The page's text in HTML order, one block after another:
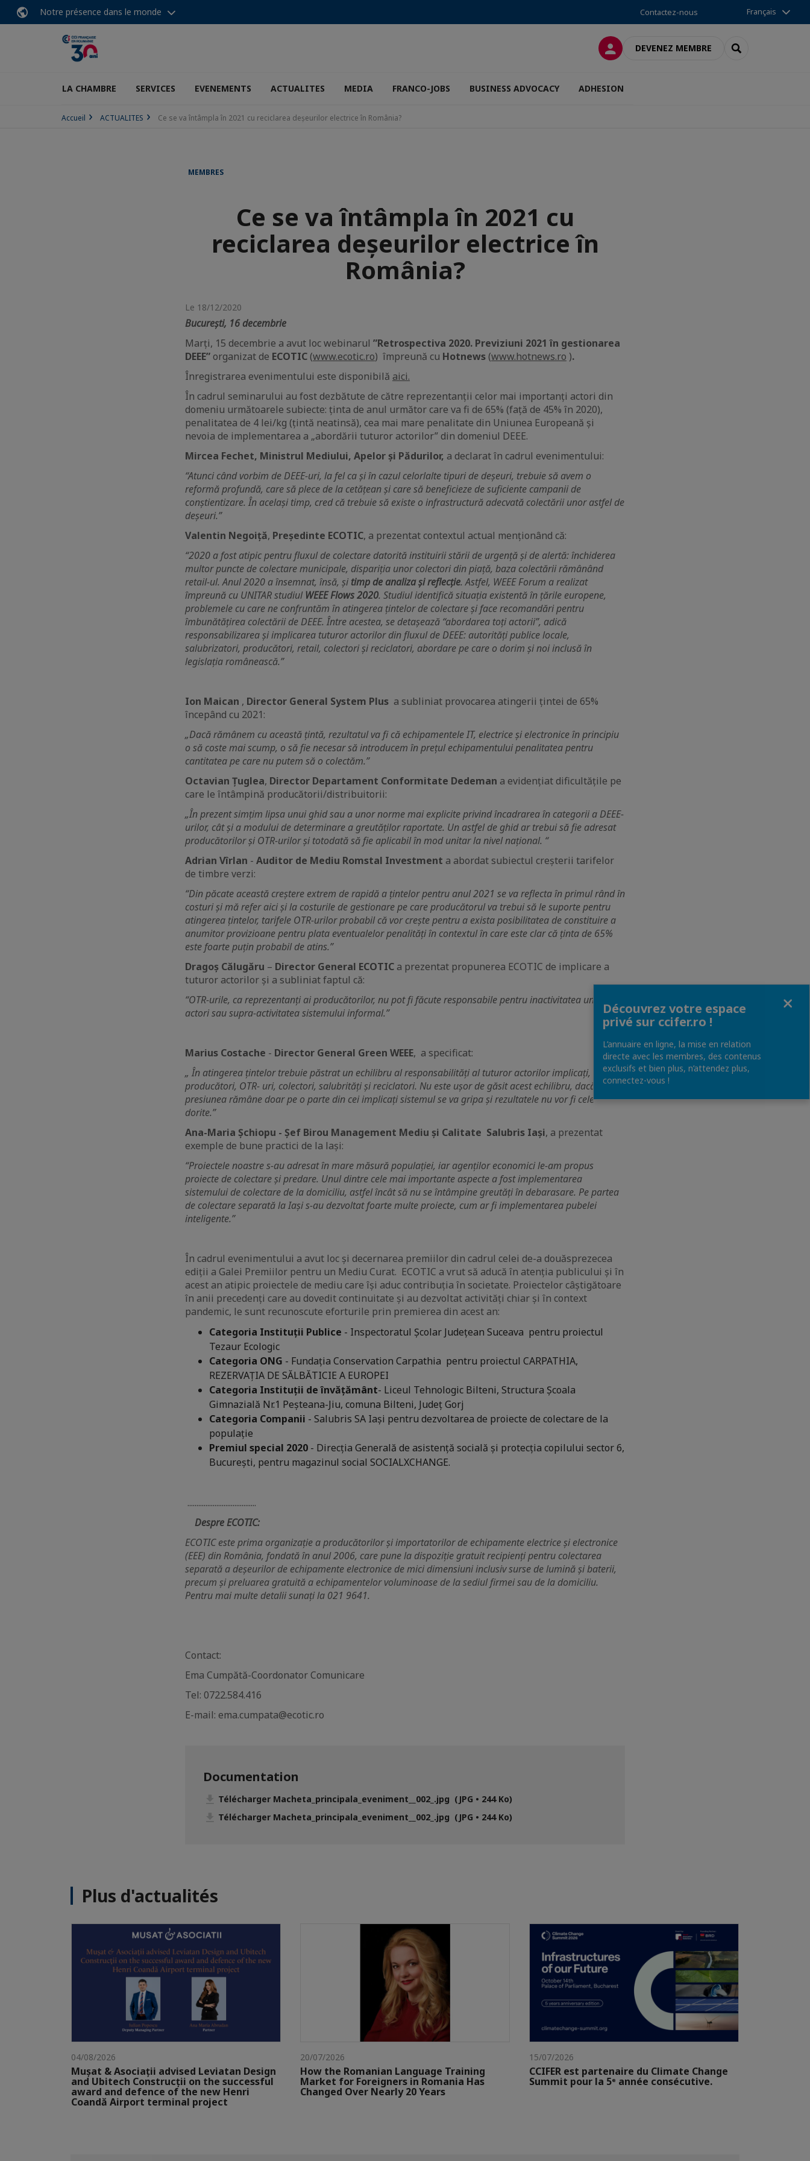
Notre présence dans le monde Contactez-nous Français
CONNEXIONDEVENEZ MEMBRE RECHERCHER
LA CHAMBRE SERVICES EVENEMENTS ACTUALITES MEDIA FRANCO-JOBS BUSINESS ADVOCACY ADHESION
Accueil ACTUALITES Ce se va întâmpla în 2021 cu reciclarea deșeurilor electrice în România?
MEMBRES
Ce se va întâmpla în 2021 cu
reciclarea deșeurilor electrice în
România?
Le 18/12/2020
București, 16 decembrie
Marți, 15 decembrie a avut loc webinarul ”Retrospectiva 2020. Previziuni 2021 în gestionarea
DEEE”organizat de ECOTIC (www.ecotic.ro) împreună cu Hotnews (www.hotnews.ro ).
Înregistrarea evenimentului este disponibilă aici.
În cadrul seminarului au fost dezbătute de către reprezentanții celor mai importanți actori din
domeniu următoarele subiecte: ținta de anul următor care va fi de 65% (față de 45% în 2020),
penalitatea de 4 lei/kg (țintă neatinsă), cea mai mare penalitate din Uniunea Europeană și
nevoia de implementarea a „abordării tuturor actorilor” din domeniul DEEE.
Mircea Fechet, Ministrul Mediului, Apelor și Pădurilor, a declarat în cadrul evenimentului:
“Atunci când vorbim de DEEE-uri, la fel ca și în cazul celorlalte tipuri de deșeuri, trebuie să avem o
reformă profundă, care să plece de la cetățean și care să beneficieze de suficiente campanii de
conștientizare. În același timp, cred că trebuie să existe o infrastructură adecvată colectării unor astfel de
deșeuri.”
Valentin Negoiță, Președinte ECOTIC, a prezentat contextul actual menționând că:
“2020 a fost atipic pentru fluxul de colectare datorită instituirii stării de urgență și de alertă: închiderea
multor puncte de colectare municipale, dispariția unor colectori din piață, baza colectării rămânând
retail-ul. Anul 2020 a însemnat, însă, și timp de analiza și reflecție. Astfel, WEEE Forum a realizat
împreună cu UNITAR studiul WEEE Flows 2020. Studiul identifică situația existentă în țările europene,
problemele cu care ne confruntăm în atingerea țintelor de colectare și face recomandări pentru
îmbunătățirea colectării de DEEE. Între acestea, se detașează “abordarea toți actorii”, adică
responsabilizarea și implicarea tuturor actorilor din fluxul de DEEE: autorități publice locale,
salubrizatori, producători, retail, colectori și reciclatori, abordare pe care o dorim și noi inclusă în
legislația românească.”
Ion Maican , Director General System Plus a subliniat provocarea atingerii țintei de 65%
începând cu 2021:
„Dacă rămânem cu această țintă, rezultatul va fi că echipamentele IT, electrice și electronice în principiu
o să coste mai scump, o să fie necesar să introducem în prețul echipamentului penalitatea pentru
cantitatea pe care nu putem să o colectăm.”
Octavian Țuglea, Director Departament Conformitate Dedeman a evidențiat dificultățile pe
care le întâmpină producătorii/distribuitorii:
„În prezent simțim lipsa unui ghid sau a unor norme mai explicite privind încadrarea în categorii a DEEE-
urilor, cât și a modului de determinare a greutăților raportate. Un astfel de ghid ar trebui să fie adresat
producătorilor și OTR-urilor și totodată să fie aplicabil în mod unitar la nivel național. “
Adrian Vîrlan - Auditor de Mediu Romstal Investment a abordat subiectul creșterii tarifelor
de timbre verzi:
“Din păcate această creștere extrem de rapidă a țintelor pentru anul 2021 se va reflecta în primul rând în
costuri și mă refer aici și la costurile de gestionare pe care producătorul va trebui să le suporte pentru
atingerea țintelor, tarifele OTR-urilor probabil că vor crește pentru a exista posibilitatea de constituire a
anumitor provizioane pentru plata eventualelor penalități în contextul în care este clar că ținta de 65%
este foarte puțin probabil de atins.”
Dragoș Călugăru – Director General ECOTIC a prezentat propunerea ECOTIC de implicare a
tuturor actorilor și a subliniat faptul că:
“OTR-urile, ca reprezentanți ai producătorilor, nu pot fi făcute responsabile pentru inactivitatea unor
actori sau supra-activitatea sistemului informal.”
Marius Costache - Director General Green WEEE, a specificat:
„ În atingerea țintelor trebuie păstrat un echilibru al responsabilități al tuturor actorilor implicați, de la
producători, OTR- uri, colectori, salubrități și reciclatori. Nu este ușor de găsit acest echilibru, dacă
presiunea rămâne doar pe o parte din cei implicați sistemul se va gripa și rezultatele nu vor fi cele
dorite.”
Ana-Maria Șchiopu - Șef Birou Management Mediu și Calitate Salubris Iași, a prezentat
exemple de bune practici de la lași:
“Proiectele noastre s-au adresat în mare măsură populației, iar agenților economici le-am propus
proiecte de colectare și predare. Unul dintre cele mai importante aspecte a fost implementarea
sistemului de colectare de la domiciliu, astfel încât să nu se întâmpine greutăți în debarasare. Pe partea
de colectare separată la Iași s-au dezvoltat foarte multe proiecte, cum ar fi implementarea pubelei
inteligente.”
În cadrul evenimentului a avut loc și decernarea premiilor din cadrul celei de-a douăsprezecea
ediții a Galei Premiilor pentru un Mediu Curat. ECOTIC a vrut să aducă în atenția publicului și în
acest an atipic proiectele de mediu care își aduc contribuția în societate. Proiectelor câștigătoare
în anii precedenți care au dovedit continuitate și au dezvoltat activități chiar și în context
pandemic, le sunt recunoscute eforturile prin premierea din acest an:
Categoria Instituții Publice - Inspectoratul Școlar Județean Suceava pentru proiectul
Tezaur Ecologic
Categoria ONG - Fundația Conservation Carpathia pentru proiectul CARPATHIA,
REZERVAȚIA DE SĂLBĂTICIE A EUROPEI
Categoria Instituții de învățământ- Liceul Tehnologic Bilteni, Structura Școala
Gimnazială Nr.1 Peșteana-Jiu, comuna Bilteni, Județ Gorj
Categoria Companii - Salubris SA Iași pentru dezvoltarea de proiecte de colectare de la
populație
Premiul special 2020 - Direcția Generală de asistență socială și protecția copilului sector 6,
București, pentru magazinul social SOCIALXCHANGE.
......................................
Despre ECOTIC:
ECOTIC este prima organizație a producătorilor și importatorilor de echipamente electrice și electronice
(EEE) din România, fondată în anul 2006, care pune la dispoziție gratuit recipienți pentru colectarea
separată a deșeurilor de echipamente electronice de mici dimensiuni inclusiv surse de lumină și baterii,
precum și preluarea gratuită a echipamentelor voluminoase de la sediul firmei sau de la domiciliu.
Pentru mai multe detalii sunați la 021 9641.
Contact:
Ema Cumpătă-Coordonator Comunicare
Tel: 0722.584.416
E-mail: ema.cumpata@ecotic.ro
Documentation
Télécharger Macheta_principala_eveniment__002_.jpg (JPG • 244 Ko)
Télécharger Macheta_principala_eveniment__002_.jpg (JPG • 244 Ko)
Plus d'actualités
04/08/2026
Mușat & Asociații advised Leviatan Design
and Ubitech Construcții on the successful
award and defence of the new Henri
Coandă Airport terminal project
20/07/2026
How the Romanian Language Training
Market for Foreigners in Romania Has
Changed Over Nearly 20 Years
15/07/2026
CCIFER est partenaire du Climate Change
Summit pour la 5ᵉ année consécutive.
Découvrez votre espace
privé sur ccifer.ro !
L’annuaire en ligne, la mise en relation
directe avec les membres, des contenus
exclusifs et bien plus, n’attendez plus,
connectez-vous !